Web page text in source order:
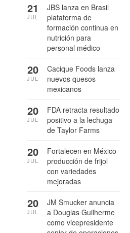
JBS lanza en Brasil
plataforma de
formación continua en
nutrición para
personal médico
21
JUL
Cacique Foods lanza
nuevos quesos
mexicanos
20
JUL
FDA retracta resultado
positivo a la lechuga
de Taylor Farms
20
JUL
Fortalecen en México
producción de frijol
con variedades
mejoradas
20
JUL
JM Smucker anuncia
a Douglas Guilherme
como vicepresidente
20
JUL